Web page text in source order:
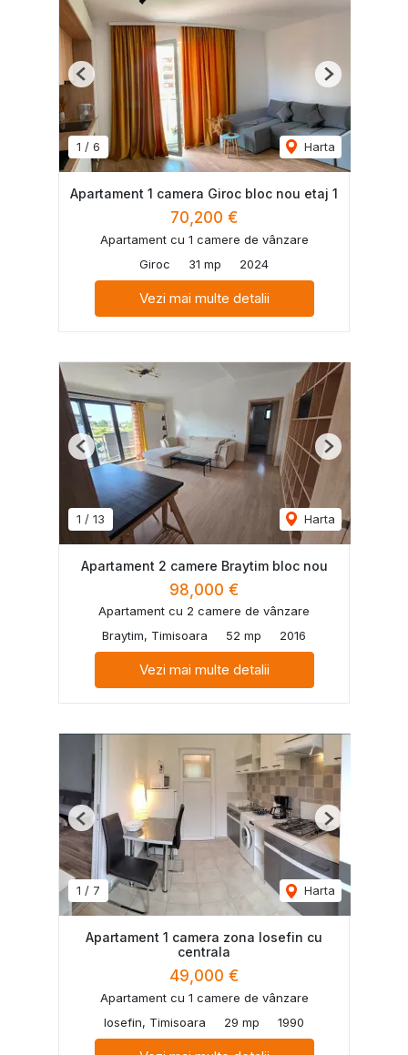
1 / 6 Harta
Previous Next
Apartament 1 camera Giroc bloc nou etaj 1
70,200 €
Apartament cu 1 camere de vânzare
Giroc
31 mp 2024
Vezi mai multe detalii
1 / 13 Harta
Previous Next
Apartament 2 camere Braytim bloc nou
98,000 €
Apartament cu 2 camere de vânzare
Braytim, Timisoara
52 mp 2016
Vezi mai multe detalii
1 / 7 Harta
Previous Next
Apartament 1 camera zona Iosefin cu
centrala
49,000 €
Apartament cu 1 camere de vânzare
Iosefin, Timisoara
29 mp 1990